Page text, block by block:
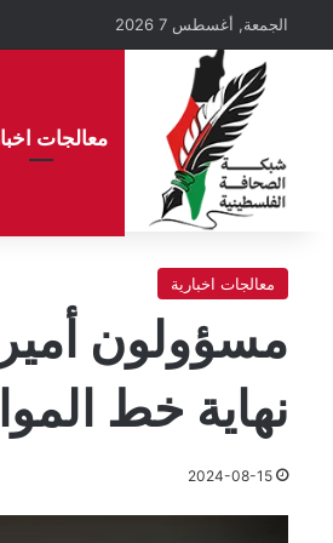
الجمعة, أغسطس 7 2026
معالجات
معالجات اخبارية
مسؤولون
نهاية خط
2024-08-15